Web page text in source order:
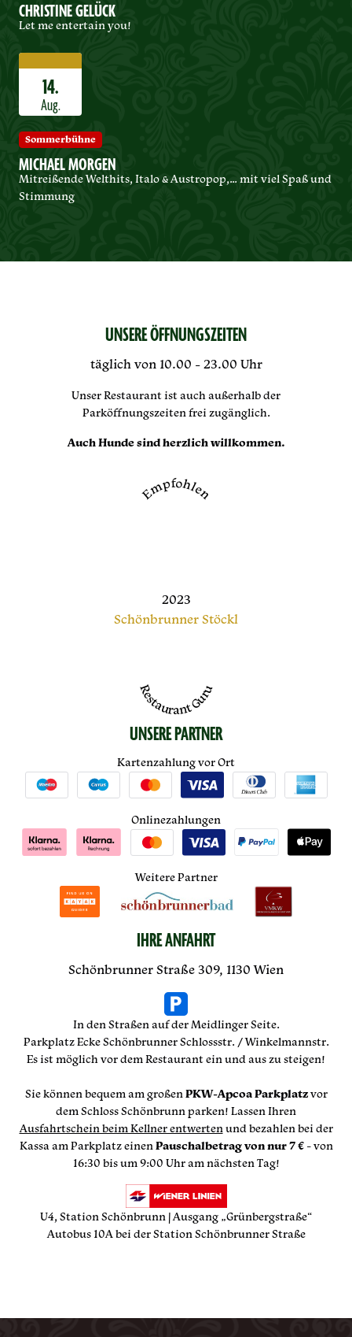
CHRISTINE GELÜCK
Let me entertain you!
14.
Aug.
Sommerbühne
MICHAEL MORGEN
Mitreißende Welthits, Italo & Austropop,… mit viel Spaß und
Stimmung
UNSERE ÖFFNUNGSZEITEN
täglich von 10.00 - 23.00 Uhr
Unser Restaurant ist auch außerhalb der
Parköffnungszeiten frei zugänglich.
Auch Hunde sind herzlich willkommen.
Empfohlen
2023
Schönbrunner Stöckl
Restaurant Guru
UNSERE PARTNER
Kartenzahlung vor Ort
Onlinezahlungen
Weitere Partner
IHRE ANFAHRT
Schönbrunner Straße 309, 1130 Wien
In den Straßen auf der Meidlinger Seite.
Parkplatz Ecke Schönbrunner Schlossstr. / Winkelmannstr.
Es ist möglich vor dem Restaurant ein und aus zu steigen!
Sie können bequem am großenPKW-Apcoa Parkplatzvor
dem Schloss Schönbrunn parken! Lassen Ihren
Ausfahrtschein beim Kellner entwertenund bezahlen bei der
Kassa am Parkplatz einenPauschalbetrag von nur 7 €- von
16:30 bis um 9:00 Uhr am nächsten Tag!
U4, Station Schönbrunn | Ausgang „Grünbergstraße“
Autobus 10A bei der Station Schönbrunner Straße